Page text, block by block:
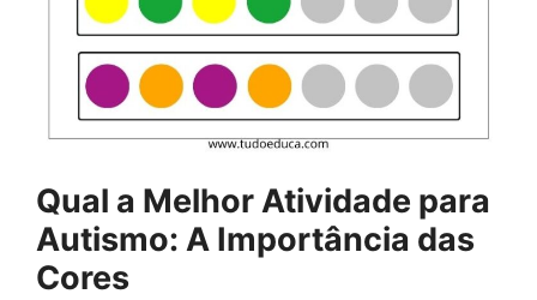
Qual a Melhor Atividade para
Autismo: A Importância das
Cores